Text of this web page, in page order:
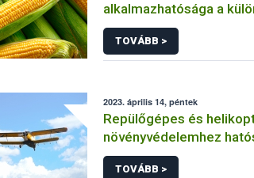
alkalmazhatósága a
kukorica kultúrákban
TOVÁBB >
2023. április 14, péntek
Repülőgépes és
növényvédelemhez
engedéllyel rendelkező
TOVÁBB >